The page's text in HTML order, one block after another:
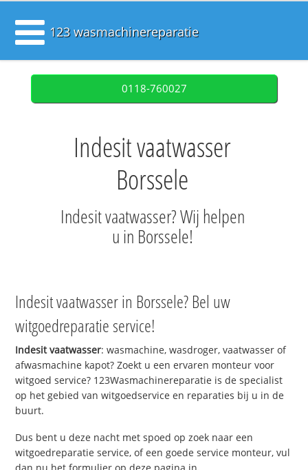
123 wasmachinereparatie
0118-760027
Indesit vaatwasser
Borssele
Indesit vaatwasser? Wij helpen
u in Borssele!
Indesit vaatwasser in Borssele? Bel uw
witgoedreparatie service!
Indesit vaatwasser: wasmachine, wasdroger, vaatwasser of
afwasmachine kapot? Zoekt u een ervaren monteur voor
witgoed service? 123Wasmachinereparatie is de specialist
op het gebied van witgoedservice en reparaties bij u in de
buurt.
Dus bent u deze nacht met spoed op zoek naar een
witgoedreparatie service, of een goede service monteur, vul